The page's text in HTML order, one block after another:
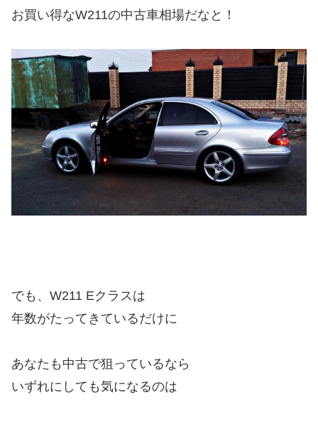
お買い得なW211の中古車相場だなと！
でも、W211 Eクラスは
年数がたってきているだけに
あなたも中古で狙っているなら
いずれにしても気になるのは